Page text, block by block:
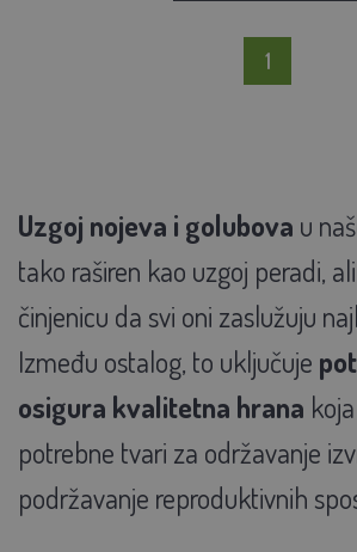
1
Uzgoj nojeva i golubova u
tako raširen kao uzgoj peradi,
činjenicu da svi oni zaslužuju
Između ostalog, to uključuje
osigura kvalitetna hrana
potrebne tvari za održavanje
podržavanje reproduktivnih